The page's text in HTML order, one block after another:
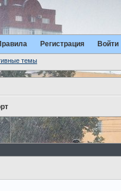
Регистрация Войти
темы